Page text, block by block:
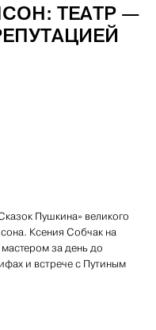
ТЕАТР —
Пушкина» великого
Ксения Собчак на
за день до
и встрече с Путиным